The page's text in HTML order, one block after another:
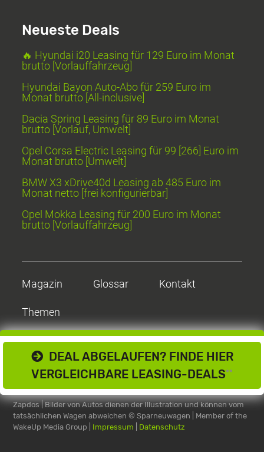
DEAL ABGELAUFEN? FINDE HIER
VERGLEICHBARE LEASING-DEALS**
Neueste Deals
🔥 Hyundai i20 Leasing für 129 Euro im Monat
brutto [Vorlauffahrzeug]
Hyundai Bayon Auto-Abo für 259 Euro im
Monat brutto [All-inclusive]
Dacia Spring Leasing für 89 Euro im Monat
brutto [Vorlauf, Umwelt]
Opel Corsa Electric Leasing für 99 [266] Euro im
Monat brutto [Umwelt]
BMW X3 xDrive40d Leasing ab 485 Euro im
Monat netto [frei konfigurierbar]
Opel Mokka Leasing für 200 Euro im Monat
brutto [Vorlauffahrzeug]
Magazin Glossar Kontakt
Themen
Zapdos | Bilder von Autos dienen der Illustration und können vom
tatsächlichen Wagen abweichen© Sparneuwagen | Member of the
WakeUp Media Group | Impressum Datenschutz